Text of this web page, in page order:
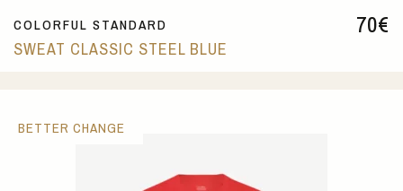
70€
COLORFUL STANDARD
SWEAT CLASSIC STEEL BLUE
BETTER CHANGE